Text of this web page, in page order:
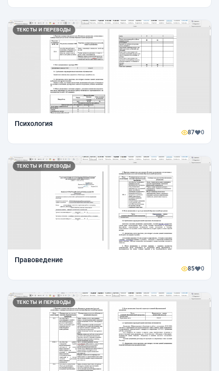
ТЕКСТЫ И ПЕРЕВОДЫ
Психология
87 0
ТЕКСТЫ И ПЕРЕВОДЫ
Правоведение
85 0
ТЕКСТЫ И ПЕРЕВОДЫ